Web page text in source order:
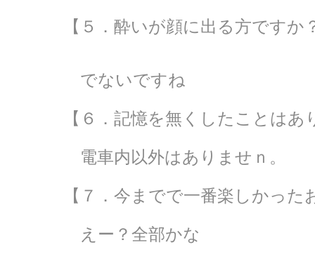
【５．酔いが顔に出る方ですか
でないですね
【６．記憶を無くしたことは
電車内以外はありませｎ。
【７．今までで一番楽しかった
えー？全部かな